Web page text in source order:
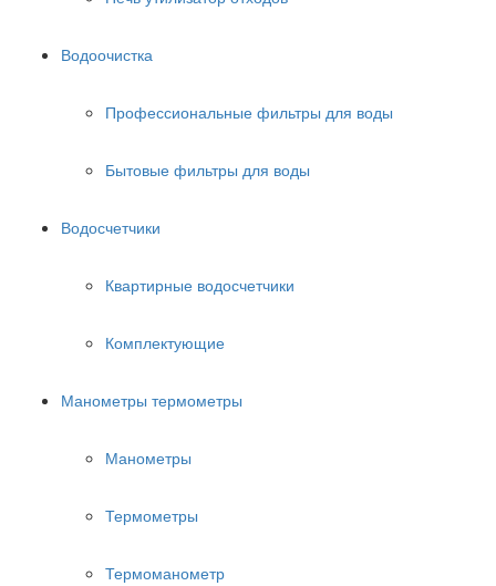
Водоочистка
Профессиональные фильтры для воды
Бытовые фильтры для воды
Водосчетчики
Квартирные водосчетчики
Комплектующие
Манометры термометры
Манометры
Термометры
Термоманометр